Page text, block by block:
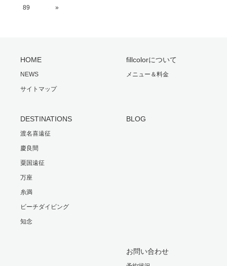
89 »
HOME
NEWS
サイトマップ
fillcolorについて
メニュー＆料金
DESTINATIONS
渡名喜遠征
慶良間
粟国遠征
万座
糸満
ビーチダイビング
知念
BLOG
お問い合わせ